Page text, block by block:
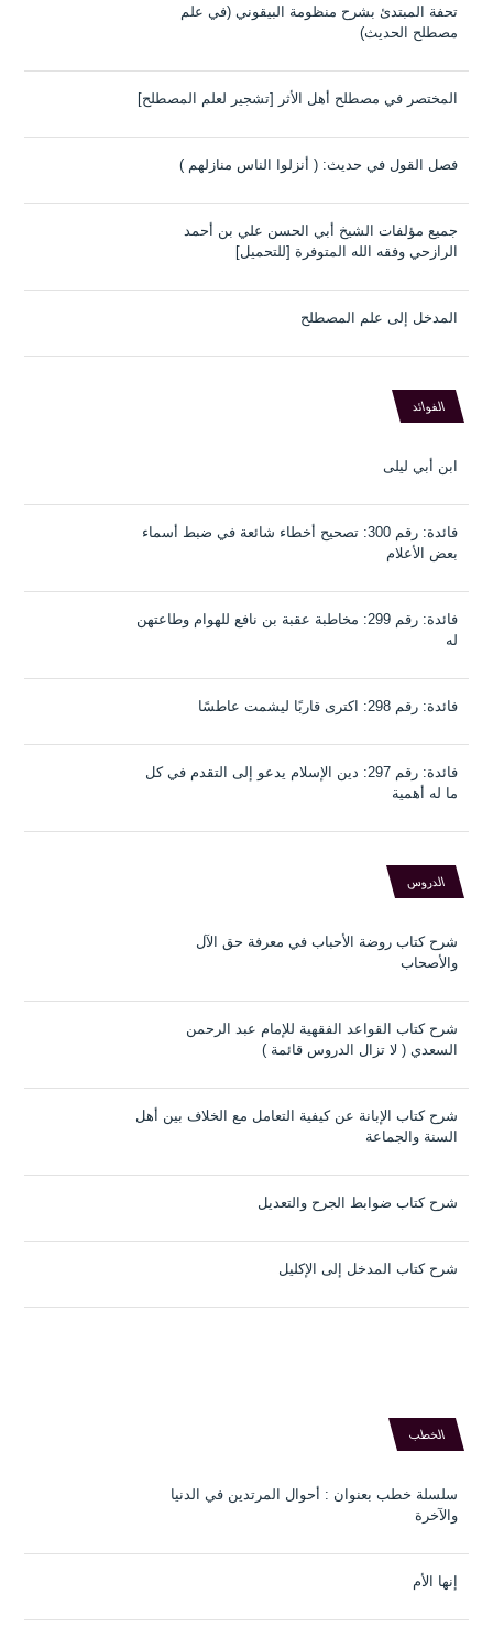
تحفة المبتدئ بشرح منظومة البيقوني (في علم
مصطلح الحديث)
المختصر في مصطلح أهل الأثر [تشجير لعلم المصطلح]
فصل القول في حديث: ( أنزلوا الناس منازلهم )
جميع مؤلفات الشيخ أبي الحسن علي بن أحمد
الرازحي وفقه الله المتوفرة [للتحميل]
المدخل إلى علم المصطلح
الفوائد
ابن أبي ليلى
فائدة: رقم 300: تصحيح أخطاء شائعة في ضبط أسماء
بعض الأعلام
فائدة: رقم 299: مخاطبة عقبة بن نافع للهوام وطاعتهن
له
فائدة: رقم 298: اكترى قاربًا ليشمت عاطسًا
فائدة: رقم 297: دين الإسلام يدعو إلى التقدم في كل
ما له أهمية
الدروس
شرح كتاب روضة الأحباب في معرفة حق الآل
والأصحاب
شرح كتاب القواعد الفقهية للإمام عبد الرحمن
السعدي ( لا تزال الدروس قائمة )
شرح كتاب الإبانة عن كيفية التعامل مع الخلاف بين أهل
السنة والجماعة
شرح كتاب ضوابط الجرح والتعديل
شرح كتاب المدخل إلى الإكليل
الخطب
سلسلة خطب بعنوان : أحوال المرتدين في الدنيا
والآخرة
إنها الأم